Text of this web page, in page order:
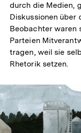
durch die Medien,
Diskussionen über
Beobachter waren
Parteien
tragen, weil sie
Rhetorik setzen.